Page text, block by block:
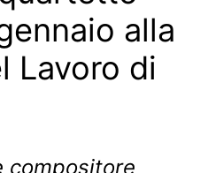
alla
Lavoro di
compositore